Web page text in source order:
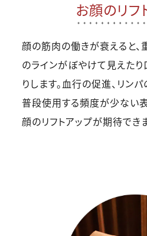
お顔のリフ
顔の筋肉の働きが衰えると、
のラインがぼやけて見えた
りします。血行の促進、リン
普段使用する頻度が少ない
顔のリフトアップが期待できま